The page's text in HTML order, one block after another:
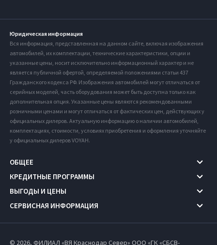
Юридическая информация
Вся информация, представленная на данном сайте, включая изображения
автомобилей, их комплектации, технические характеристики, опции и
указанные цены, носит исключительно информационный характер и не
является публичной офертой, определяемой положениями статьи 437
Гражданского кодекса РФ. Изображения автомобилей могут отличаться от
серийных моделей, часть оборудования может быть доступна только как
дополнительная опция. Указанные цены являются рекомендованными
розничными ценами и могут отличаться от фактических цен, действующих у
официальных дилеров. Актуальную информацию о наличии автомобилей,
комплектациях, стоимости, условиях приобретения и оформления уточняйте
у официальных дилеров VOYAH.
ОБЩЕЕ
КРЕДИТНЫЕ ПРОГРАММЫ
ВЫГОДЫ И ЦЕНЫ
СЕРВИСНАЯ ИНФОРМАЦИЯ
© 2026, ФИЛИАЛ «ВЯ Краснодар Север» ООО «ГК «СБСВ-